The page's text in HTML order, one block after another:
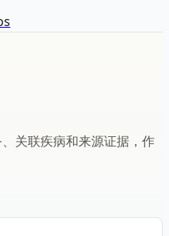
关联疾病和来源证据，作